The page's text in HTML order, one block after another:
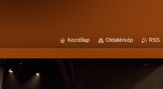
Kezdőlap Oldaltérkép RSS